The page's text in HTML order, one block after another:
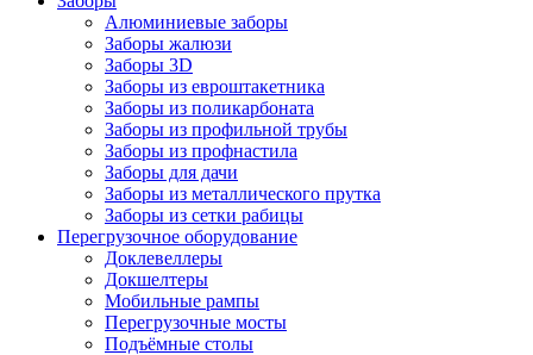
Алюминиевые заборы
Заборы жалюзи
Заборы 3D
Заборы из евроштакетника
Заборы из поликарбоната
Заборы из профильной трубы
Заборы из профнастила
Заборы для дачи
Заборы из металлического прутка
Заборы из сетки рабицы
Перегрузочное оборудование
Доклевеллеры
Докшелтеры
Мобильные рампы
Перегрузочные мосты
Подъёмные столы